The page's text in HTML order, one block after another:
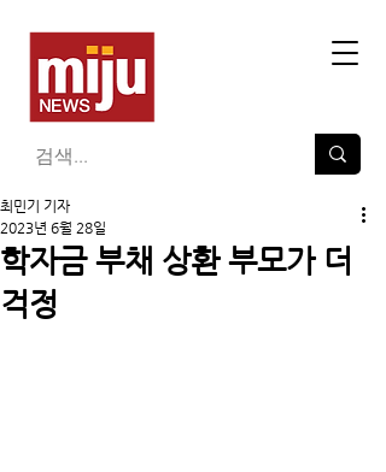
학자금 부채 상환 부모가 더
걱정
최민기 기자
2023년 6월 28일